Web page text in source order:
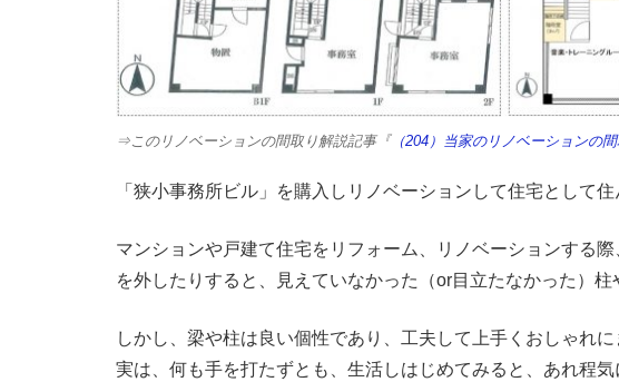
⇒このリノベーションの間取り解説記事『（204）当家のリノベーションの
「狭小事務所ビル」を購入しリノベーションして住宅として住
マンションや戸建て住宅をリフォーム、リノベーションする
を外したりすると、見えていなかった（or目立たなかった）柱
しかし、梁や柱は良い個性であり、工夫して上手くおしゃれに
実は、何も手を打たずとも、生活しはじめてみると、あれ程